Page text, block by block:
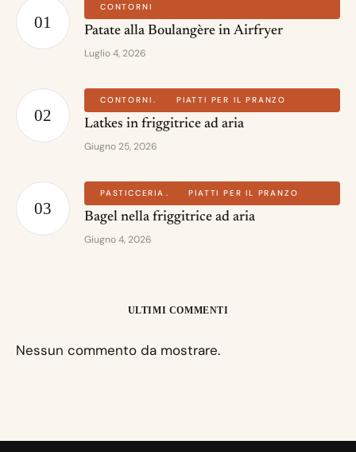
CONTORNI
Patate alla Boulangère in Airfryer
Luglio 4, 2026
CONTORNI PIATTI PER IL PRANZO
Latkes in friggitrice ad aria
Giugno 25, 2026
PASTICCERIA PIATTI PER IL PRANZO
Bagel nella friggitrice ad aria
Giugno 4, 2026
ULTIMI COMMENTI
Nessun commento da mostrare.